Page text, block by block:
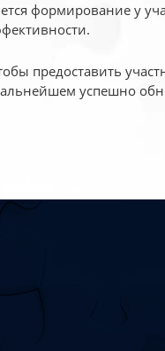
формирование у
предоставить
успешно